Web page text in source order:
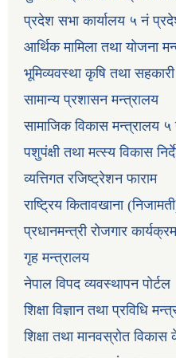
प्रदेश सभा कार्यालय ५ नं
आर्थिक मामिला तथा योजना
भूमिव्यवस्था कृषि तथा
सामान्य प्रशासन मन्त्रालय
सामाजिक विकास मन्त्रालय
पशुपंक्षी तथा मत्स्य विकास
व्यत्तिगत रजिष्ट्रेशन फाराम
राष्ट्रिय कितावखाना
प्रधानमन्त्री रोजगार कार्यक्रम
गृह मन्त्रालय
नेपाल विपद व्यवस्थापन पोर्टल
शिक्षा विज्ञान तथा प्रविधि
शिक्षा तथा मानवस्रोत विकास